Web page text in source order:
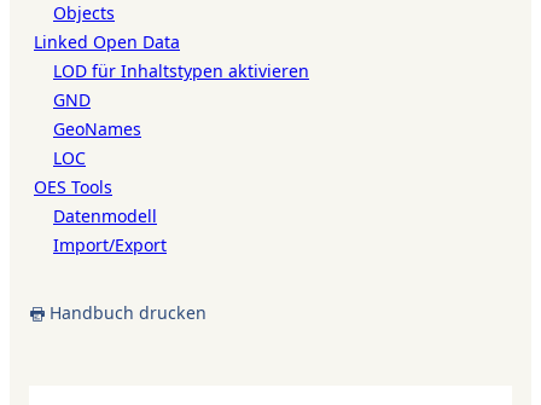
Objects
Linked Open Data
LOD für Inhaltstypen aktivieren
GND
GeoNames
LOC
OES Tools
Datenmodell
Import/Export
Handbuch drucken